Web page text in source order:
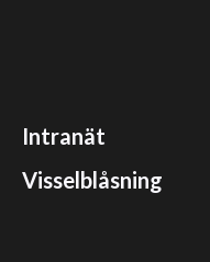
Intranät
Visselblåsning